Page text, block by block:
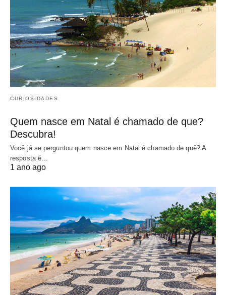
CURIOSIDADES
Quem nasce em Natal é chamado de que?
Descubra!
Você já se perguntou quem nasce em Natal é chamado de quê? A
resposta é…
1 ano ago